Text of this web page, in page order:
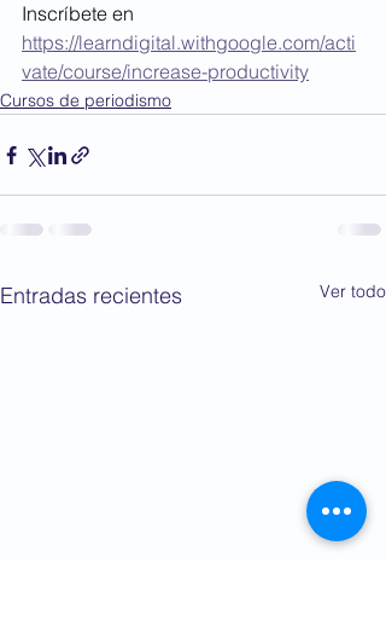
Inscríbete en
https://learndigital.withgoogle.com/acti
vate/course/increase-productivity
Cursos de periodismo
Entradas recientes Ver todo